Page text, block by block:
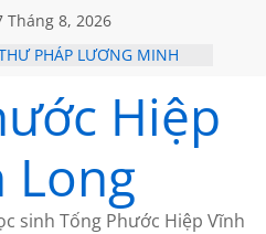
Tháng 8, 2026
PHÁP LƯƠNG MINH
HỒI XƯA
ĐI QUA NHỮNG TRANG
CỦA CHÂU LỆ DUNG
NGẮM NÚI
Hiệp
Long
sinh Tống Phước Hiệp Vĩnh